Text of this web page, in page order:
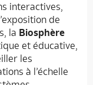
interactives,
de
la Biosphère
et éducative,
les
à l’échelle